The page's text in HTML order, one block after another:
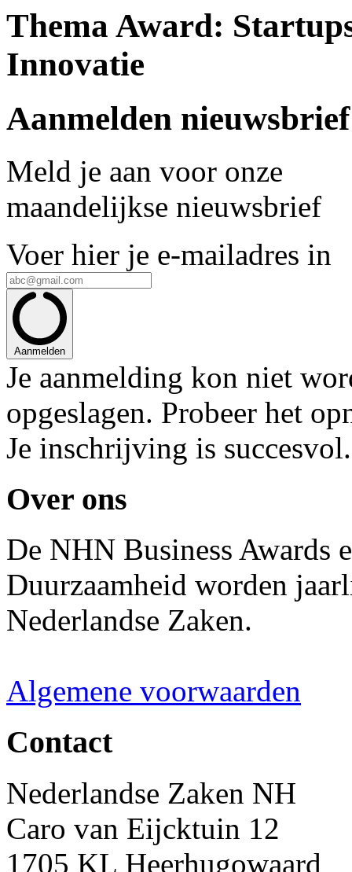
Thema Award:
Innovatie
Aanmelden nieuwsbrief
Meld je aan voor onze
maandelijkse nieuwsbrief
Voer hier je e-mailadres in
Aanmelden
Je aanmelding kon niet
opgeslagen. Probeer het
Je inschrijving is succesvol.
Over ons
De NHN Business Awards
Duurzaamheid worden
Nederlandse Zaken.
Algemene voorwaarden
Contact
Nederlandse Zaken NH
Caro van Eijcktuin 12
1705 KL Heerhugowaard